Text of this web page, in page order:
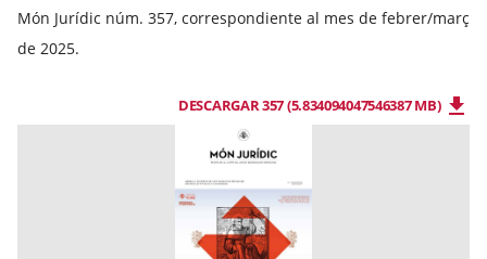
Món Jurídic núm. 357, correspondiente al mes de febrer/març
de 2025.
DESCARGAR 357 (5.834094047546387 MB)